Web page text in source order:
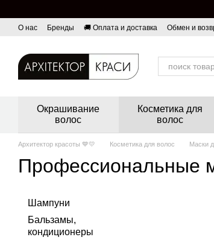
О нас Бренды 🚚 Оплата и доставка Обмен и
Окрашивание
волос
Косметика для
волос
Архитектор красоты 💙💛 Косметика для волос Маски
Профессиональные
Шампуни
Бальзамы,
кондиционеры